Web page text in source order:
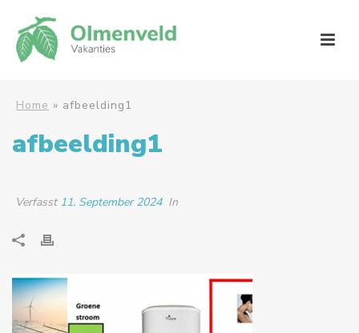
Home » afbeelding1
afbeelding1
Verfasst 11. September 2024 In